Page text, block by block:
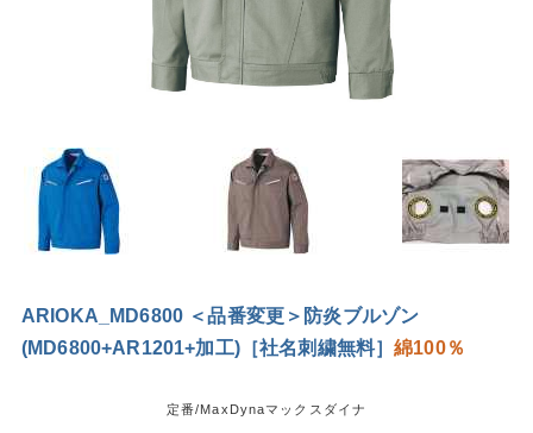
ARIOKA_MD6800 ＜品番変更＞防炎ブルゾン
(MD6800+AR1201+加工)［社名刺繍無料］綿100％
定番/MaxDynaマックスダイナ